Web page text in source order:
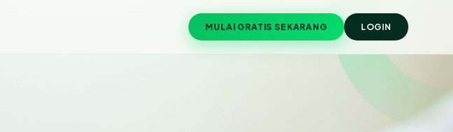
MULAI GRATIS SEKARANG LOGIN